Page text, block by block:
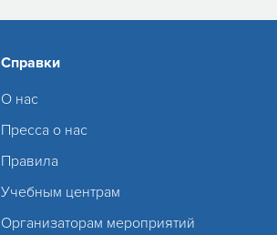
Справки
О нас
Пресса о нас
Правила
Учебным центрам
Организаторам мероприятий